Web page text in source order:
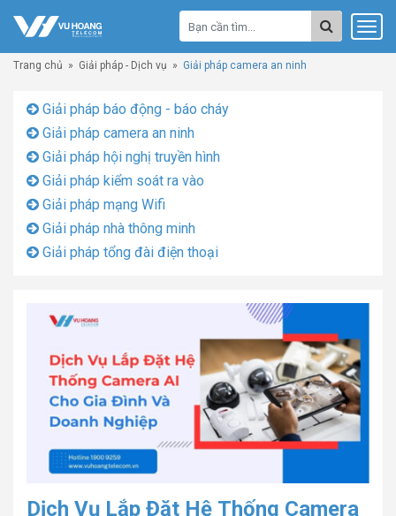
Trang chủ » Giải pháp - Dịch vụ » Giải pháp camera an ninh
Giải pháp báo động - báo cháy
Giải pháp camera an ninh
Giải pháp hội nghị truyền hình
Giải pháp kiểm soát ra vào
Giải pháp mạng Wifi
Giải pháp nhà thông minh
Giải pháp tổng đài điện thoại
Dịch Vụ Lắp Đặt Hệ Thống Camera